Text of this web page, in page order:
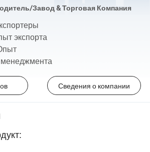
Завод & Торговая Компания
экспорта
Сведения о компании